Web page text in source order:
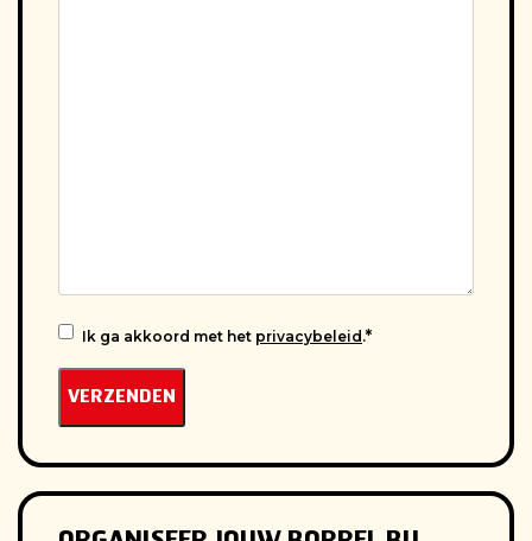
INSTEMMING
Ik ga akkoord met het privacybeleid .